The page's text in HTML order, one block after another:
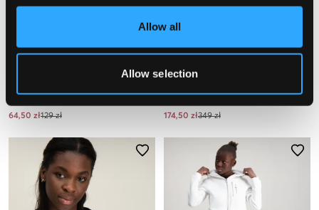
Allow all
Allow selection
WYPRZEDAŻ
Gina Tricot Young
Y NAPOLEON ZIP HOODIE
64,50 zł129 zł
174,50 zł349 zł